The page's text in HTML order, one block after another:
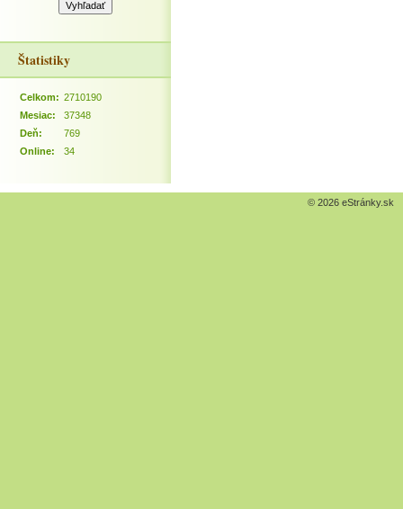
Štatistiky
Online: 34
Celkom: 2710190
Mesiac:
37348
Deň:
769
© 2026 eStránky.sk